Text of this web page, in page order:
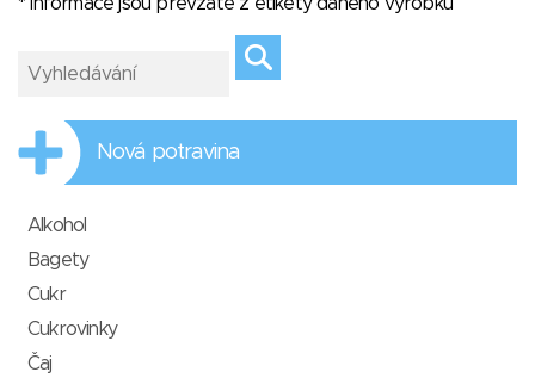
Nová potravina
Alkohol
Bagety
Cukr
Cukrovinky
Čaj